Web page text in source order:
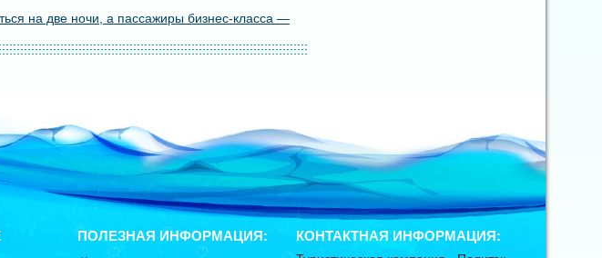
на две ночи, а пассажиры бизнес-класса —
ПОЛЕЗНАЯ ИНФОРМАЦИЯ: КОНТАКТНАЯ ИНФОРМАЦИЯ: